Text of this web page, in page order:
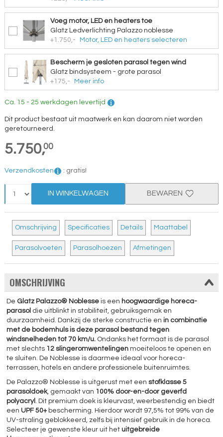
Voeg motor, LED en heaters toe
Glatz Ledverlichting Palazzo noblesse
+1.750,-
Motor, LED en heaters selecteren
Bescherm je gesloten parasol tegen wind
Glatz bindsysteem - grote parasol
+175,-
Meer info
Ca. 15 - 25 werkdagen levertijd
Dit product bestaat uit maatwerk en kan daarom niet worden
geretourneerd.
5.750,00
Verzendkosten : gratis!
IN WINKELWAGEN BEWAREN
Omschrijving Specificaties Details Maattabel
Parasolvoeten Parasolhoezen Afmetingen
OMSCHRIJVING
De Glatz Palazzo® Noblesse is een hoogwaardige horeca-
parasol die uitblinkt in stabiliteit, gebruiksgemak en
duurzaamheid. Dankzij de sterke constructie en in combinatie
met de bodemhuls is deze parasol bestand tegen
windsnelheden tot 70 km/u. Ondanks het formaat is de parasol
met slechts 12 slingeromwentelingen moeiteloos te openen en
te sluiten. De Noblesse is daarmee ideaal voor horeca-
terrassen, hotels en andere professionele buitenruimtes.
De Palazzo® Noblesse is uitgerust met eenstofklasse 5
parasoldoek, gemaakt van 100% door-en-door geverfd
polyacryl . Dit premium doek is kleurvast, weerbestendig en biedt
een UPF 50+bescherming. Hierdoor wordt 97,5% tot 99% van de
UV-straling geblokkeerd, zelfs bij intensief gebruik in de horeca.
Selecteer je gewenste kleur uit het uitgebreide